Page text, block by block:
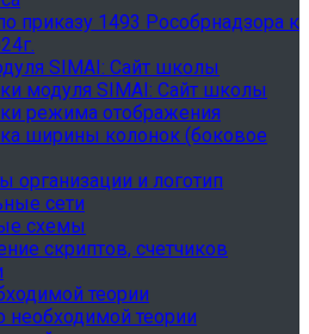
приказу 1493 Рособрнадзора к
SIMAI: Сайт школы
модуля SIMAI: Сайт школы
режима отображения
ширины колонок (боковое
организации и логотип
сети
схемы
скриптов, счетчиков
теории
необходимой теории